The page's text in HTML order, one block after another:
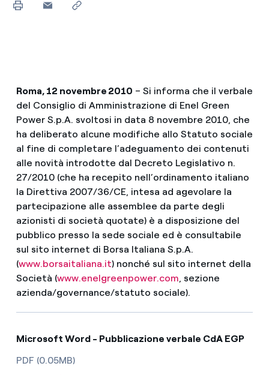
Roma, 12 novembre 2010 – Si informa che il verbale
del Consiglio di Amministrazione di Enel Green
Power S.p.A. svoltosi in data 8 novembre 2010, che
ha deliberato alcune modifiche allo Statuto sociale
al fine di completare l’adeguamento dei contenuti
alle novità introdotte dal Decreto Legislativo n.
27/2010 (che ha recepito nell’ordinamento italiano
la Direttiva 2007/36/CE, intesa ad agevolare la
partecipazione alle assemblee da parte degli
azionisti di società quotate) è a disposizione del
pubblico presso la sede sociale ed è consultabile
sul sito internet di Borsa Italiana S.p.A.
(www.borsaitaliana.it) nonché sul sito internet della
Società (www.enelgreenpower.com, sezione
azienda/governance/statuto sociale).
Microsoft Word - Pubblicazione verbale CdA EGP
PDF (0.05MB)